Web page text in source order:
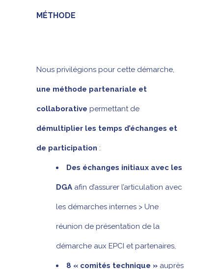
MÉTHODE
Nous privilégions pour cette démarche,
une méthode partenariale et
collaborative permettant de
démultiplier les temps d’échanges et
de participation :
Des échanges initiaux avec les
DGA afin d’assurer l’articulation avec
les démarches internes > Une
réunion de présentation de la
démarche aux EPCI et partenaires,
8 « comités technique » auprès